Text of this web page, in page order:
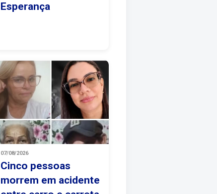
Esperança
07/08/2026
Cinco pessoas
morrem em acidente